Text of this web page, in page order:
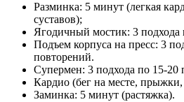
Разминка: 5 минут (легкая
суставов);
Ягодичный мостик: 3 подхода
Подъем корпуса на пресс: 3
повторений.
Супермен: 3 подхода по 15-20
Кардио (бег на месте, прыжки,
Заминка: 5 минут (растяжка).